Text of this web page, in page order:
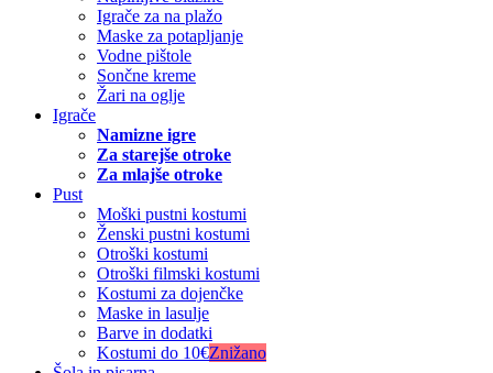
Igrače za na plažo
Maske za potapljanje
Vodne pištole
Sončne kreme
Žari na oglje
Igrače
Namizne igre
Za starejše otroke
Za mlajše otroke
Pust
Moški pustni kostumi
Ženski pustni kostumi
Otroški kostumi
Otroški filmski kostumi
Kostumi za dojenčke
Maske in lasulje
Barve in dodatki
Kostumi do 10€Znižano